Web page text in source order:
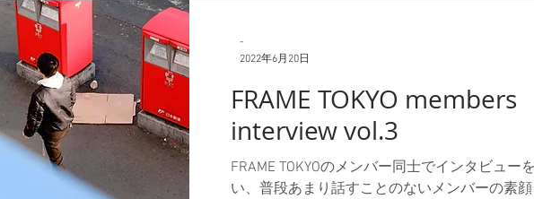
が、その雰囲気はどこからきてるんですか？例
Shingo: まずユーザーネームは、僕の姓名で登
うとしたら既に使われていました...それで1文字
たら登録出来たという感じです。結果、意味を
ことになったのでいいと思いました。 Shoko:
chillな感じなのは何かから影響を受けている
-
2022年6月20日
FRAME TOKYO members
interview vol.3
FRAME TOKYOのメンバー同士でインタビュー
い、普段あまり話すことのないメンバーの素顔